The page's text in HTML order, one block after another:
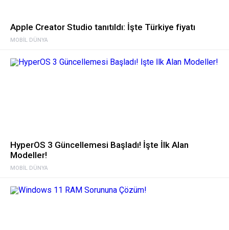
MOBIL DÜNYA
Apple Creator Studio tanıtıldı: İşte Türkiye fiyatı
MOBIL DÜNYA
HyperOS 3 Güncellemesi Başladı! İşte İlk Alan
Modeller!